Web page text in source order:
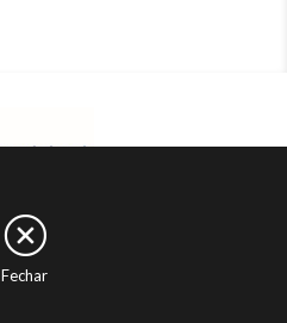
Fechar